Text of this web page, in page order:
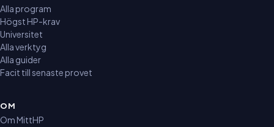
Alla program
Högst HP-krav
Universitet
Alla verktyg
Alla guider
Facit till senaste provet
OM
Om MittHP